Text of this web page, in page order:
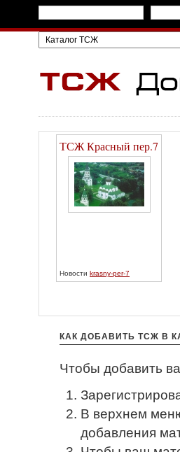
ТСЖ Красный пер.7
Новости krasny-per-7
КАК ДОБАВИТЬ ТСЖ В
Чтобы добавить
В верхнем
добавления